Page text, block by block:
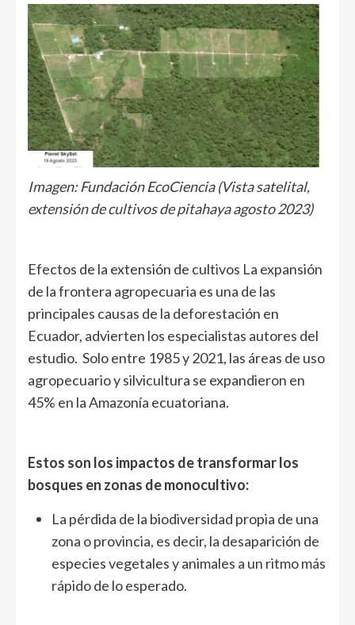
Imagen: Fundación EcoCiencia (Vista satelital,
extensión de cultivos de pitahaya agosto 2023)
Efectos de la extensión de cultivos La expansión
de la frontera agropecuaria es una de las
principales causas de la deforestación en
Ecuador, advierten los especialistas autores del
estudio. Solo entre 1985 y 2021, las áreas de uso
agropecuario y silvicultura se expandieron en
45% en la Amazonía ecuatoriana.
Estos son los impactos de transformar los
bosques en zonas de monocultivo:
La pérdida de la biodiversidad propia de una
zona o provincia, es decir, la desaparición de
especies vegetales y animales a un ritmo más
rápido de lo esperado.